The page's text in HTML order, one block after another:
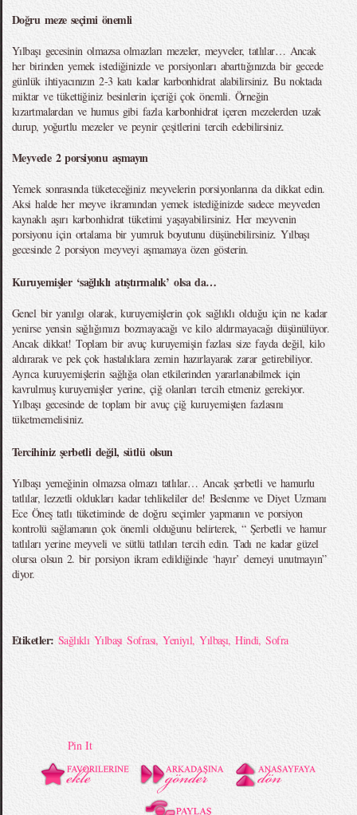
Doğru meze seçimi önemli
Yılbaşı gecesinin olmazsa olmazları mezeler, meyveler, tatlılar… Ancak
her birinden yemek istediğinizde ve porsiyonları abarttığınızda bir gecede
günlük ihtiyacınızın 2-3 katı kadar karbonhidrat alabilirsiniz. Bu noktada
miktar ve tükettiğiniz besinlerin içeriği çok önemli. Örneğin
kızartmalardan ve humus gibi fazla karbonhidrat içeren mezelerden uzak
durup, yoğurtlu mezeler ve peynir çeşitlerini tercih edebilirsiniz.
Meyvede 2 porsiyonu aşmayın
Yemek sonrasında tüketeceğiniz meyvelerin porsiyonlarına da dikkat edin.
Aksi halde her meyve ikramından yemek istediğinizde sadece meyveden
kaynaklı aşırı karbonhidrat tüketimi yaşayabilirsiniz. Her meyvenin
porsiyonu için ortalama bir yumruk boyutunu düşünebilirsiniz. Yılbaşı
gecesinde 2 porsiyon meyveyi aşmamaya özen gösterin.
Kuruyemişler ‘sağlıklı atıştırmalık’ olsa da…
Genel bir yanılgı olarak, kuruyemişlerin çok sağlıklı olduğu için ne kadar
yenirse yensin sağlığımızı bozmayacağı ve kilo aldırmayacağı düşünülüyor.
Ancak dikkat! Toplam bir avuç kuruyemişin fazlası size fayda değil, kilo
aldırarak ve pek çok hastalıklara zemin hazırlayarak zarar getirebiliyor.
Ayrıca kuruyemişlerin sağlığa olan etkilerinden yararlanabilmek için
kavrulmuş kuruyemişler yerine, çiğ olanları tercih etmeniz gerekiyor.
Yılbaşı gecesinde de toplam bir avuç çiğ kuruyemişten fazlasını
tüketmemelisiniz.
Tercihiniz şerbetli değil, sütlü olsun
Yılbaşı yemeğinin olmazsa olmazı tatlılar… Ancak şerbetli ve hamurlu
tatlılar, lezzetli oldukları kadar tehlikeliler de! Beslenme ve Diyet Uzmanı
Ece Öneş tatlı tüketiminde de doğru seçimler yapmanın ve porsiyon
kontrolü sağlamanın çok önemli olduğunu belirterek, “ Şerbetli ve hamur
tatlıları yerine meyveli ve sütlü tatlıları tercih edin. Tadı ne kadar güzel
olursa olsun 2. bir porsiyon ikram edildiğinde ‘hayır’ demeyi unutmayın”
diyor.
Etiketler: Sağlıklı Yılbaşı Sofrası,Yeniyıl,Yılbaşı,Hindi,Sofra
Pin It